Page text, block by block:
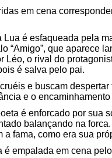
em cena
Lua é esfaqueada pela
“Amigo”, que aparece
Léo, o rival do
é salva pelo pai.
e buscam
e o
é enforcado por sua
balançando na
a fama, como era sua
é empalada em cena